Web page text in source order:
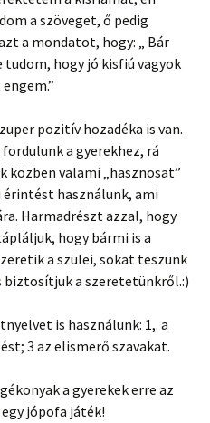
a szöveget, ő pedig
a mondatot, hogy: „ Bár
tudom, hogy jó kisfiú vagyok
pozitív hozadéka is van.
a gyerekhez, rá
közben valami „hasznosat”
használunk, ami
Harmadrészt azzal, hogy
hogy bármi is a
a szülei, sokat teszünk
biztosítjuk a szeretetünkről.:)
is használunk: 1,. a
3 az elismerő szavakat.
a gyerekek erre az
jópofa játék!